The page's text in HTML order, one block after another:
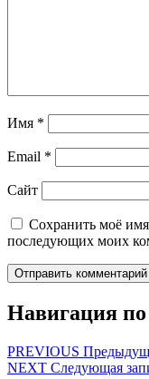
Имя *
Email *
Сайт
Сохранить моё
последующих моих
Навигация
PREVIOUS
NEXT Следующая